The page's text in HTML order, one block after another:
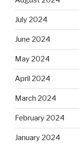
July 2024
June 2024
May 2024
April 2024
March 2024
February 2024
January 2024